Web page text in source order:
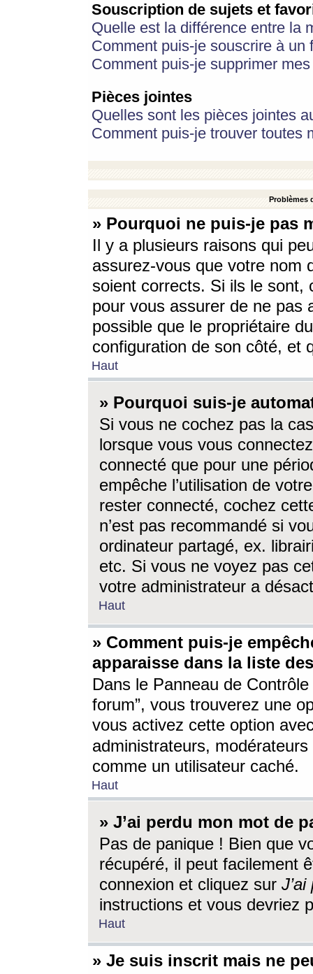
Souscription de sujets et
Quelle est la différence entre la
Comment puis-je souscrire à
Comment puis-je supprimer
Pièces jointes
Quelles sont les pièces jointes
Comment puis-je trouver toutes
Problèmes
» Pourquoi ne puis-je pas
Il y a plusieurs raisons qui
assurez-vous que votre nom
soient corrects. Si ils le sont,
pour vous assurer de ne pas
possible que le propriétaire
configuration de son côté, et
Haut
» Pourquoi suis-je
Si vous ne cochez pas la
lorsque vous vous
connecté que pour une
empêche l’utilisation de
rester connecté, cochez
n’est pas recommandé si
ordinateur partagé, ex.
etc. Si vous ne voyez pas
votre administrateur a
Haut
» Comment puis-je
apparaisse dans la liste
Dans le Panneau de
forum”, vous trouverez une
vous activez cette option
administrateurs,
comme un utilisateur caché.
Haut
» J’ai perdu mon mot de
Pas de panique ! Bien que
récupéré, il peut facilement
connexion et cliquez sur
instructions et vous devriez
Haut
» Je suis inscrit mais ne